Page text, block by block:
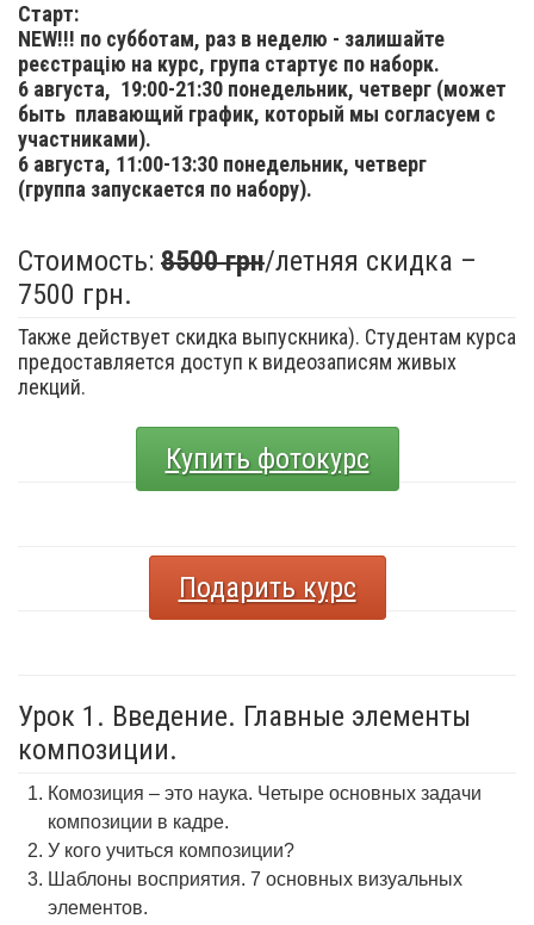
Старт:
NEW!!! по субботам, раз в неделю - залишайте
реєстрацію на курс, група стартує по наборк.
6 августа, 19:00-21:30 понедельник, четверг (может
быть плавающий график, который мы согласуем с
участниками).
6 августа, 11:00-13:30 понедельник, четверг
(группа запускается по набору).
Стоимость: 8500 грн/летняя скидка –
7500 грн.
Также действует скидка выпускника). Студентам курса
предоставляется доступ к видеозаписям живых
лекций.
Купить фотокурс
Подарить курс
Урок 1. Введение. Главные элементы
композиции.
Комозиция – это наука. Четыре основных задачи
композиции в кадре.
У кого учиться композиции?
Шаблоны восприятия. 7 основных визуальных
элементов.